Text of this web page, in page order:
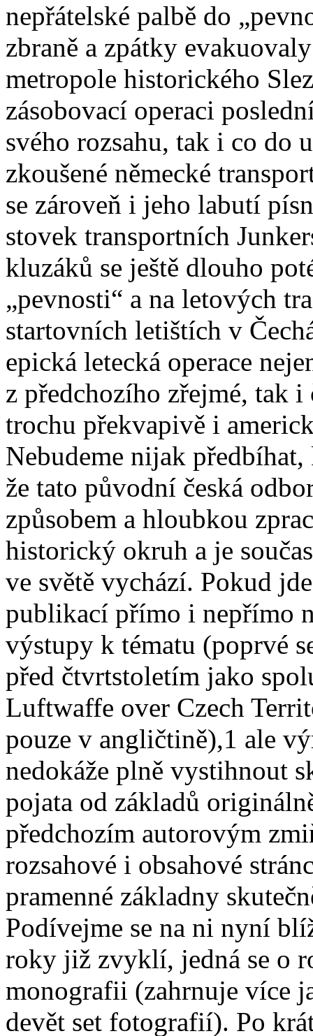
nepřátelské palbě do
zbraně a zpátky
metropole historického
zásobovací operaci
svého rozsahu, tak i co do
zkoušené německé
se zároveň i jeho labutí
stovek transportních
kluzáků se ještě dlouho
„pevnosti“ a na letových
startovních letištích v
epická letecká operace
z předchozího zřejmé, tak i
trochu překvapivě i
Nebudeme nijak předbíhat,
že tato původní česká
způsobem a hloubkou
historický okruh a je
ve světě vychází. Pokud
publikací přímo i nepřímo
výstupy k tématu (poprvé
před čtvrtstoletím jako
Luftwaffe over Czech
pouze v angličtině),1 ale
nedokáže plně vystihnout
pojata od základů
předchozím autorovým
rozsahové i obsahové
pramenné základny
Podívejme se na ni nyní
roky již zvyklí, jedná se o
monografii (zahrnuje více
devět set fotografií). Po